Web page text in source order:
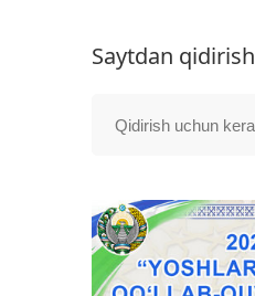
Saytdan qidirish